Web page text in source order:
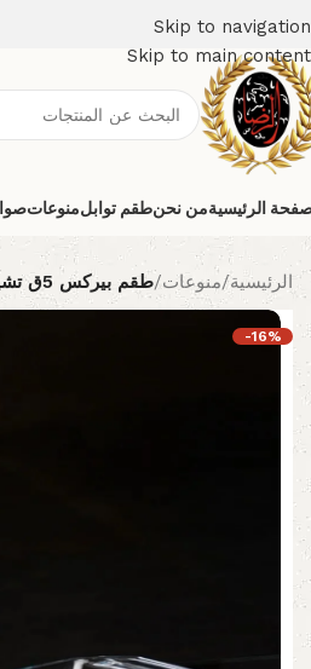
Skip to navigation
Skip to main content
الرئيسيةمن نحنطقم توابلمنوعات
الرئيسية/منوعات/طقم بيركس 5ق تشيكي – 302
-16%